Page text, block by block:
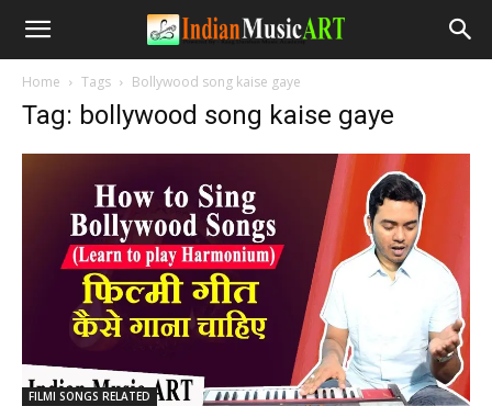
Home Tags Bollywood song kaise gaye
Tag: bollywood song kaise gaye
FILMI SONGS RELATED